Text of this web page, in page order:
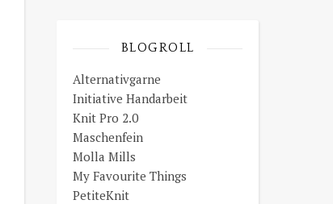
BLOGROLL
Alternativgarne
Initiative Handarbeit
Knit Pro 2.0
Maschenfein
Molla Mills
My Favourite Things
PetiteKnit